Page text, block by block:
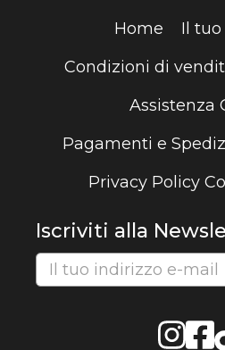
Home
Il
Condizioni di
Assistenza
Pagamenti e
Privacy Policy
Iscriviti alla